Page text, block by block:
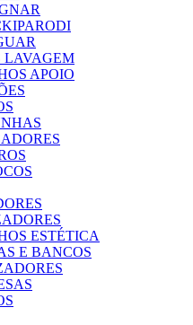
LAVAGEM
APOIO
ESTÉTICA
E BANCOS